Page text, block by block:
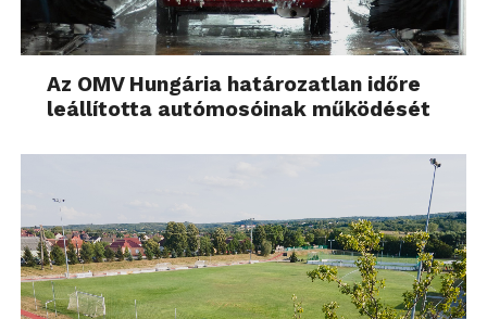
Az OMV Hungária határozatlan időre
leállította autómosóinak működését